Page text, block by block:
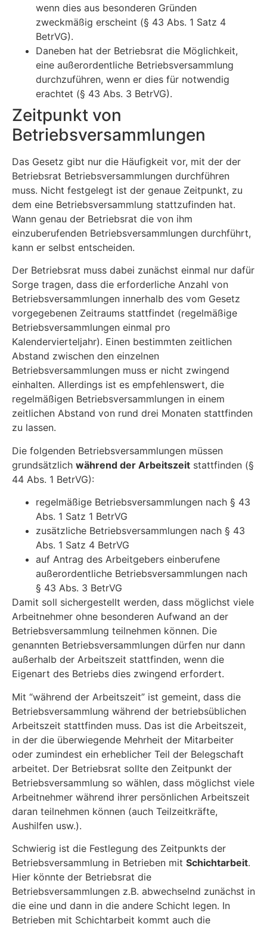
wenn dies aus besonderen Gründen
zweckmäßig erscheint (§ 43 Abs. 1 Satz 4
BetrVG).
Daneben hat der Betriebsrat die Möglichkeit,
eine außerordentliche Betriebsversammlung
durchzuführen, wenn er dies für notwendig
erachtet (§ 43 Abs. 3 BetrVG).
Zeitpunkt von
Betriebsversammlungen
Das Gesetz gibt nur die Häufigkeit vor, mit der der
Betriebsrat Betriebsversammlungen durchführen
muss. Nicht festgelegt ist der genaue Zeitpunkt, zu
dem eine Betriebsversammlung stattzufinden hat.
Wann genau der Betriebsrat die von ihm
einzuberufenden Betriebsversammlungen durchführt,
kann er selbst entscheiden.
Der Betriebsrat muss dabei zunächst einmal nur dafür
Sorge tragen, dass die erforderliche Anzahl von
Betriebsversammlungen innerhalb des vom Gesetz
vorgegebenen Zeitraums stattfindet (regelmäßige
Betriebsversammlungen einmal pro
Kalendervierteljahr). Einen bestimmten zeitlichen
Abstand zwischen den einzelnen
Betriebsversammlungen muss er nicht zwingend
einhalten. Allerdings ist es empfehlenswert, die
regelmäßigen Betriebsversammlungen in einem
zeitlichen Abstand von rund drei Monaten stattfinden
zu lassen.
Die folgenden Betriebsversammlungen müssen
grundsätzlich während der Arbeitszeit stattfinden (§
44 Abs. 1 BetrVG):
regelmäßige Betriebsversammlungen nach § 43
Abs. 1 Satz 1 BetrVG
zusätzliche Betriebsversammlungen nach § 43
Abs. 1 Satz 4 BetrVG
auf Antrag des Arbeitgebers einberufene
außerordentliche Betriebsversammlungen nach
§ 43 Abs. 3 BetrVG
Damit soll sichergestellt werden, dass möglichst viele
Arbeitnehmer ohne besonderen Aufwand an der
Betriebsversammlung teilnehmen können. Die
genannten Betriebsversammlungen dürfen nur dann
außerhalb der Arbeitszeit stattfinden, wenn die
Eigenart des Betriebs dies zwingend erfordert.
Mit “während der Arbeitszeit” ist gemeint, dass die
Betriebsversammlung während der betriebsüblichen
Arbeitszeit stattfinden muss. Das ist die Arbeitszeit,
in der die überwiegende Mehrheit der Mitarbeiter
oder zumindest ein erheblicher Teil der Belegschaft
arbeitet. Der Betriebsrat sollte den Zeitpunkt der
Betriebsversammlung so wählen, dass möglichst viele
Arbeitnehmer während ihrer persönlichen Arbeitszeit
daran teilnehmen können (auch Teilzeitkräfte,
Aushilfen usw.).
Schwierig ist die Festlegung des Zeitpunkts der
Betriebsversammlung in Betrieben mit Schichtarbeit.
Hier könnte der Betriebsrat die
Betriebsversammlungen z.B. abwechselnd zunächst in
die eine und dann in die andere Schicht legen. In
Betrieben mit Schichtarbeit kommt auch die